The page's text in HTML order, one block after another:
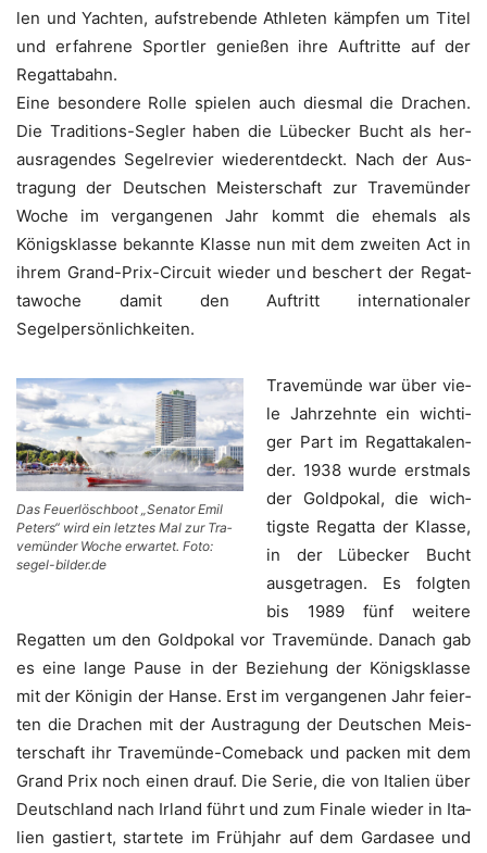
len und Yach­ten, auf­stre­ben­de Ath­le­ten kämp­fen um Titel
und erfah­re­ne Sport­ler genie­ßen ihre Auf­trit­te auf der
Regattabahn.
Eine beson­de­re Rol­le spie­len auch dies­mal die Dra­chen.
Die Tra­di­ti­ons-Seg­ler haben die Lübe­cker Bucht als her­
aus­ra­gen­des Segel­re­vier wie­der­ent­deckt. Nach der Aus­
tra­gung der Deut­schen Meis­ter­schaft zur Tra­ve­mün­der
Woche im ver­gan­ge­nen Jahr kommt die ehe­mals als
Königs­klas­se bekann­te Klas­se nun mit dem zwei­ten Act in
ihrem Grand-Prix-Cir­cuit wie­der und beschert der Regat­
ta­wo­che damit den Auf­tritt inter­na­tio­na­ler
Segelpersönlichkeiten.
Das Feu­er­lösch­boot „Sena­tor Emil
Peters“ wird ein letz­tes Mal zur Tra­
ve­mün­der Woche erwar­tet. Foto:
segel-bilder.de
Tra­ve­mün­de war über vie­
le Jahr­zehn­te ein wich­ti­
ger Part im Regat­ta­ka­len­
der. 1938 wur­de erst­mals
der Gold­po­kal, die wich­
tigs­te Regat­ta der Klas­se,
in der Lübe­cker Bucht
aus­ge­tra­gen. Es folg­ten
bis 1989 fünf wei­te­re
Regat­ten um den Gold­po­kal vor Tra­ve­mün­de. Danach gab
es eine lan­ge Pau­se in der Bezie­hung der Königs­klas­se
mit der Köni­gin der Han­se. Erst im ver­gan­ge­nen Jahr fei­er­
ten die Dra­chen mit der Aus­tra­gung der Deut­schen Meis­
ter­schaft ihr Tra­ve­mün­de-Come­back und packen mit dem
Grand Prix noch einen drauf. Die Serie, die von Ita­li­en über
Deutsch­land nach Irland führt und zum Fina­le wie­der in Ita­
li­en gas­tiert, star­te­te im Früh­jahr auf dem Gar­da­see und